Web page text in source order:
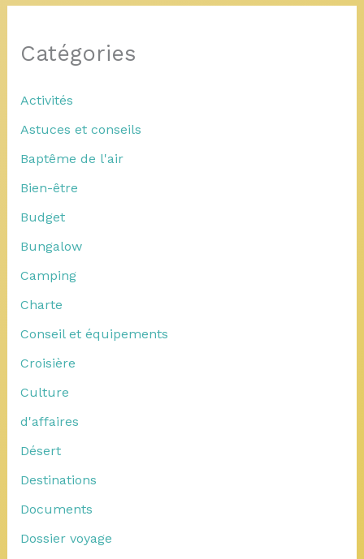
Catégories
Activités
Astuces et conseils
Baptême de l'air
Bien-être
Budget
Bungalow
Camping
Charte
Conseil et équipements
Croisière
Culture
d'affaires
Désert
Destinations
Documents
Dossier voyage